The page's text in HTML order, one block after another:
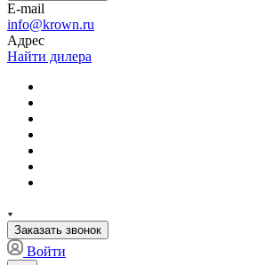
E-mail
info@krown.ru
Адрес
Найти дилера
Заказать звонок
Войти